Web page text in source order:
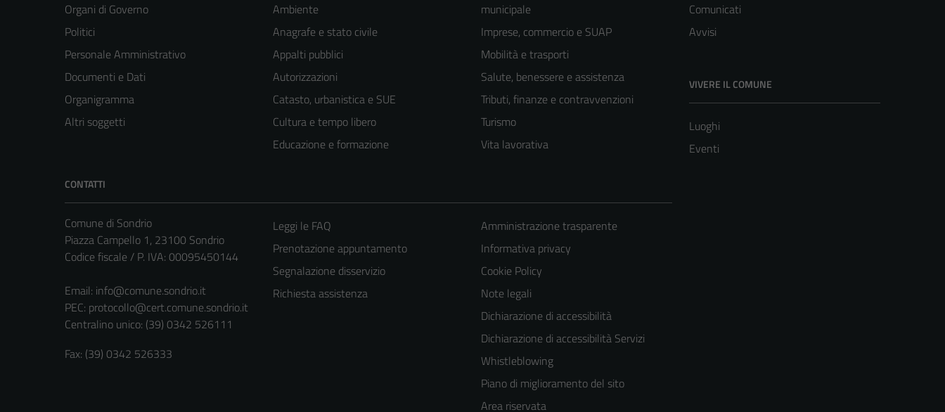
Organi di Governo
Politici
Personale Amministrativo
Documenti e Dati
Organigramma
Altri soggetti
Ambiente
Anagrafe e stato civile
Appalti pubblici
Autorizzazioni
Catasto, urbanistica e SUE
Cultura e tempo libero
Educazione e formazione
municipale
Imprese, commercio e SUAP
Mobilità e trasporti
Salute, benessere e assistenza
Tributi, finanze e contravvenzioni
Turismo
Vita lavorativa
Comunicati
Avvisi
VIVERE IL COMUNE
Luoghi
Eventi
CONTATTI
Comune di Sondrio
Piazza Campello 1, 23100 Sondrio
Codice fiscale / P. IVA: 00095450144
Email: info@comune.sondrio.it
PEC: protocollo@cert.comune.sondrio.it
Centralino unico: (39) 0342 526111
Fax: (39) 0342 526333
Leggi le FAQ
Prenotazione appuntamento
Segnalazione disservizio
Richiesta assistenza
Amministrazione trasparente
Informativa privacy
Cookie Policy
Note legali
Dichiarazione di accessibilità
Dichiarazione di accessibilità Servizi
Whistleblowing
Piano di miglioramento del sito
Area riservata